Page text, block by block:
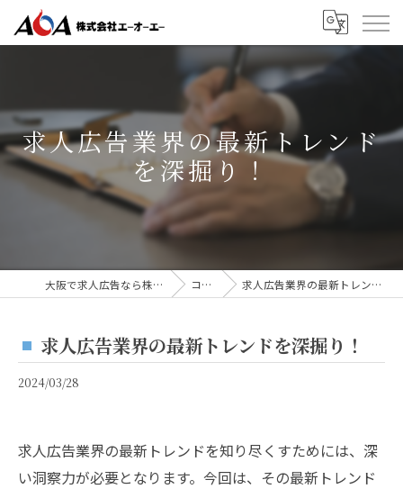
求人広告業界の最新トレンド
を深掘り！
大阪で求人広告なら株式会社AOA コラム 求人広告業界の最新トレンドを深掘り！
求人広告業界の最新トレンドを深掘り！
2024/03/28
求人広告業界の最新トレンドを知り尽くすためには、深
い洞察力が必要となります。今回は、その最新トレンド